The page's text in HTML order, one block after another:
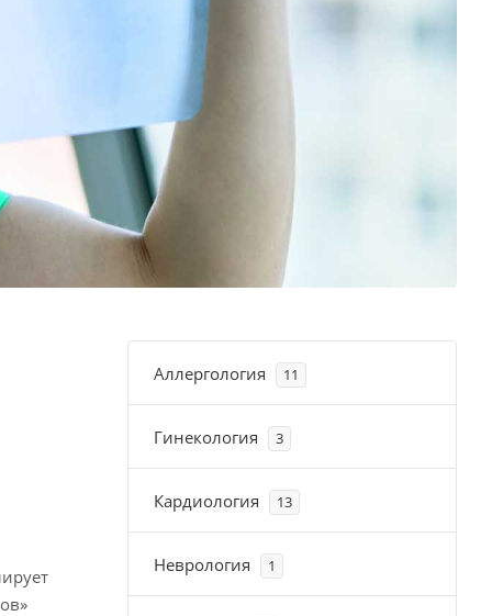
Аллергология 11
Гинекология 3
Кардиология 13
Неврология 1